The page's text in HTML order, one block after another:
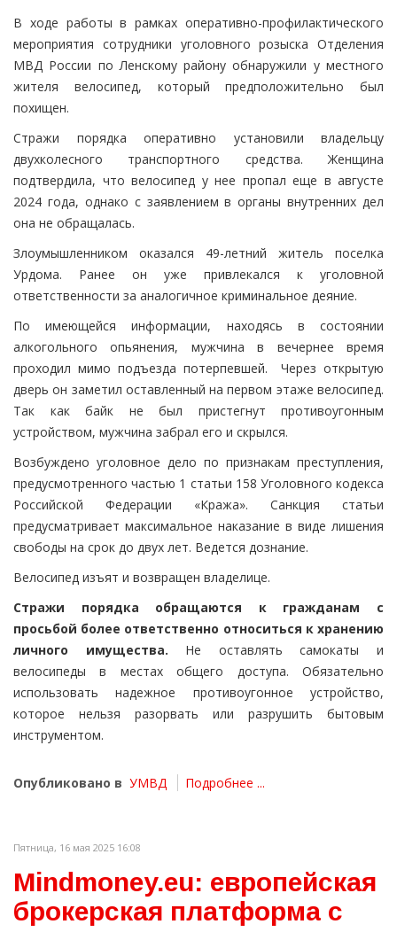
В ходе работы в рамках оперативно-профилактического
мероприятия сотрудники уголовного розыска Отделения
МВД России по Ленскому району обнаружили у местного
жителя велосипед, который предположительно был
похищен.
Стражи порядка оперативно установили владельцу
двухколесного транспортного средства. Женщина
подтвердила, что велосипед у нее пропал еще в августе
2024 года, однако с заявлением в органы внутренних дел
она не обращалась.
Злоумышленником оказался 49-летний житель поселка
Урдома. Ранее он уже привлекался к уголовной
ответственности за аналогичное криминальное деяние.
По имеющейся информации, находясь в состоянии
алкогольного опьянения, мужчина в вечернее время
проходил мимо подъезда потерпевшей. Через открытую
дверь он заметил оставленный на первом этаже велосипед.
Так как байк не был пристегнут противоугонным
устройством, мужчина забрал его и скрылся.
Возбуждено уголовное дело по признакам преступления,
предусмотренного частью 1 статьи 158 Уголовного кодекса
Российской Федерации «Кража». Санкция статьи
предусматривает максимальное наказание в виде лишения
свободы на срок до двух лет. Ведется дознание.
Велосипед изъят и возвращен владелице.
Стражи порядка обращаются к гражданам с
просьбой более ответственно относиться к хранению
личного имущества. Не оставлять самокаты и
велосипеды в местах общего доступа. Обязательно
использовать надежное противоугонное устройство,
которое нельзя разорвать или разрушить бытовым
инструментом.
Опубликовано в УМВД Подробнее ...
Пятница, 16 мая 2025 16:08
Mindmoney.eu: европейская
брокерская платформа с